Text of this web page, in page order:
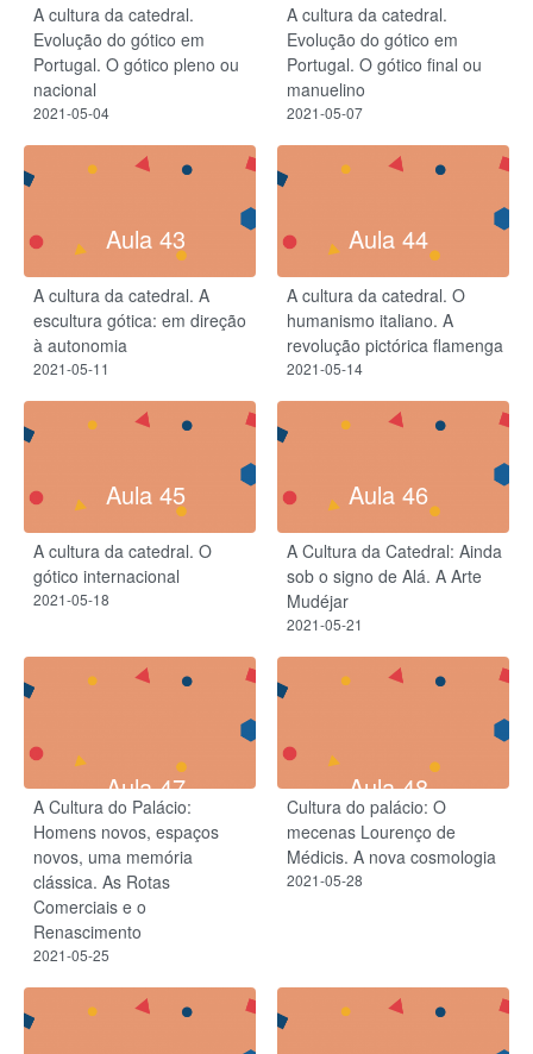
A cultura da catedral.
Evolução do gótico em
Portugal. O gótico pleno ou
nacional
2021-05-04
A cultura da catedral.
Evolução do gótico em
Portugal. O gótico final ou
manuelino
2021-05-07
Aula 43
A cultura da catedral. A
escultura gótica: em direção
à autonomia
2021-05-11
Aula 44
A cultura da catedral. O
humanismo italiano. A
revolução pictórica flamenga
2021-05-14
Aula 45
A cultura da catedral. O
gótico internacional
2021-05-18
Aula 46
A Cultura da Catedral: Ainda
sob o signo de Alá. A Arte
Mudéjar
2021-05-21
Aula 47
A Cultura do Palácio:
Homens novos, espaços
novos, uma memória
clássica. As Rotas
Comerciais e o
Renascimento
2021-05-25
Aula 48
Cultura do palácio: O
mecenas Lourenço de
Médicis. A nova cosmologia
2021-05-28